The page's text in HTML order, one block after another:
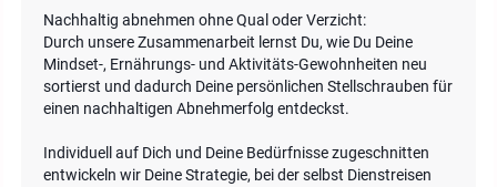
Nachhaltig abnehmen ohne Qual oder Verzicht:
Durch unsere Zusammenarbeit lernst Du, wie Du Deine
Mindset-, Ernährungs- und Aktivitäts-Gewohnheiten neu
sortierst und dadurch Deine persönlichen Stellschrauben für
einen nachhaltigen Abnehmerfolg entdeckst.
Individuell auf Dich und Deine Bedürfnisse zugeschnitten
entwickeln wir Deine Strategie, bei der selbst Dienstreisen